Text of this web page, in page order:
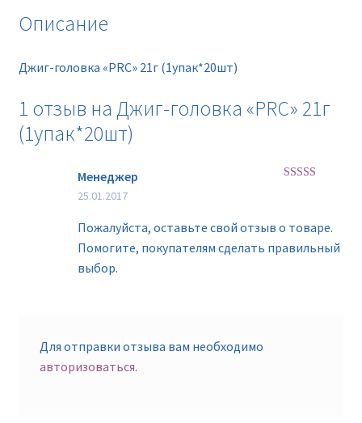
Описание
Джиг-головка «PRC» 21г (1упак*20шт)
1 отзыв на Джиг-головка «PRC» 21г
(1упак*20шт)
Менеджер
25.01.2017
Пожалуйста, оставьте свой отзыв о товаре.
Помогите, покупателям сделать правильный
выбор.
Для отправки отзыва вам необходимо
авторизоваться.